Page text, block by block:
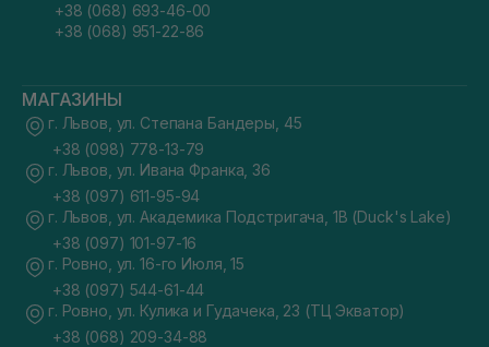
+38 (068) 693-46-00
+38 (068) 951-22-86
МАГАЗИНЫ
г. Львов, ул. Степана Бандеры, 45
+38 (098) 778-13-79
г. Львов, ул. Ивана Франка, 36
+38 (097) 611-95-94
г. Львов, ул. Академика Подстригача, 1В (Duck's Lake)
+38 (097) 101-97-16
г. Ровно, ул. 16-го Июля, 15
+38 (097) 544-61-44
г. Ровно, ул. Кулика и Гудачека, 23 (ТЦ Экватор)
+38 (068) 209-34-88